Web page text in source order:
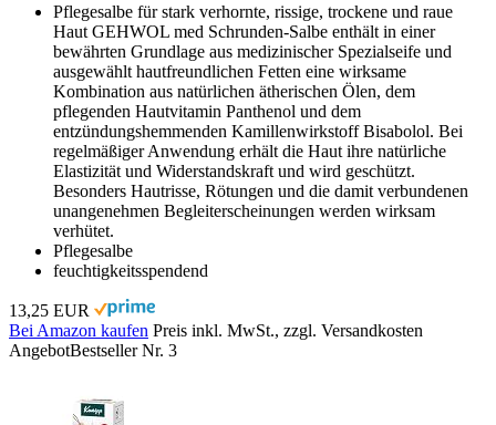
Pflegesalbe für stark verhornte, rissige, trockene und raue
Haut GEHWOL med Schrunden-Salbe enthält in einer
bewährten Grundlage aus medizinischer Spezialseife und
ausgewählt hautfreundlichen Fetten eine wirksame
Kombination aus natürlichen ätherischen Ölen, dem
pflegenden Hautvitamin Panthenol und dem
entzündungshemmenden Kamillenwirkstoff Bisabolol. Bei
regelmäßiger Anwendung erhält die Haut ihre natürliche
Elastizität und Widerstandskraft und wird geschützt.
Besonders Hautrisse, Rötungen und die damit verbundenen
unangenehmen Begleiterscheinungen werden wirksam
verhütet.
Pflegesalbe
feuchtigkeitsspendend
13,25 EUR
Bei Amazon kaufen Preis inkl. MwSt., zzgl. Versandkosten
AngebotBestseller Nr. 3